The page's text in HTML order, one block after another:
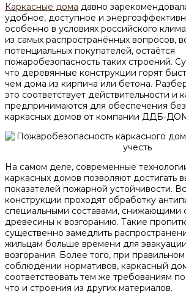
Каркасные дома давно
удобное, доступное и
особенно в условиях российского
из самых распространённых вопросов,
потенциальных покупателей, остаётся
пожаробезопасность таких строений.
что деревянные конструкции горят
чем дома из кирпича или бетона.
это соответствует действительности и
предпринимаются для обеспечения
каркасных домов от компании ДДБ-
На самом деле, современные
каркасных домов позволяют достигать
показателей пожарной устойчивости.
конструкции проходят обработку
специальными составами, снижающими
древесины к возгоранию. Такие
существенно замедлить
жильцам больше времени для
возгорания. Более того, при
соблюдении нормативов, каркасный
соответствовать тем же требованиям
что и строения из других материалов.